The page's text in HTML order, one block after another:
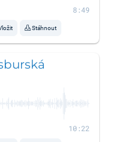
8:49
Stáhnout
10:22